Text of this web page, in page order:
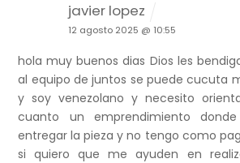
javier lopez
12 agosto 2025 @ 10:55
hola muy buenos dias Dios les
al equipo de juntos se puede cucuta
y soy venezolano y necesito
cuanto un emprendimiento
entregar la pieza y no tengo como
si quiero que me ayuden en